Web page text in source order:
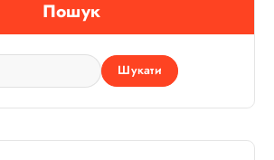
Пошук